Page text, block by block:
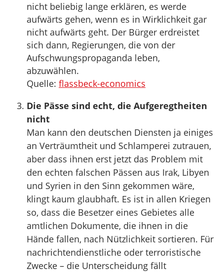
nicht beliebig lange erklären, es werde
aufwärts gehen, wenn es in Wirklichkeit gar
nicht aufwärts geht. Der Bürger erdreistet
sich dann, Regierungen, die von der
Aufschwungspropaganda leben,
abzuwählen.
Quelle: flassbeck-economics
Die Pässe sind echt, die Aufgeregtheiten
nicht
Man kann den deutschen Diensten ja einiges
an Verträumtheit und Schlamperei zutrauen,
aber dass ihnen erst jetzt das Problem mit
den echten falschen Pässen aus Irak, Libyen
und Syrien in den Sinn gekommen wäre,
klingt kaum glaubhaft. Es ist in allen Kriegen
so, dass die Besetzer eines Gebietes alle
amtlichen Dokumente, die ihnen in die
Hände fallen, nach Nützlichkeit sortieren. Für
nachrichtendienstliche oder terroristische
Zwecke – die Unterscheidung fällt